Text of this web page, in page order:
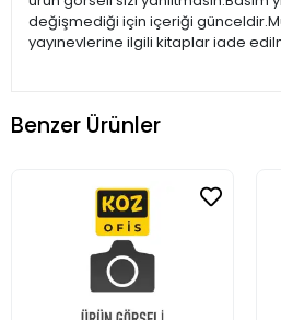
değişmediği için içeriği
yayınevlerine ilgili kitaplar iade
Benzer Ürünler